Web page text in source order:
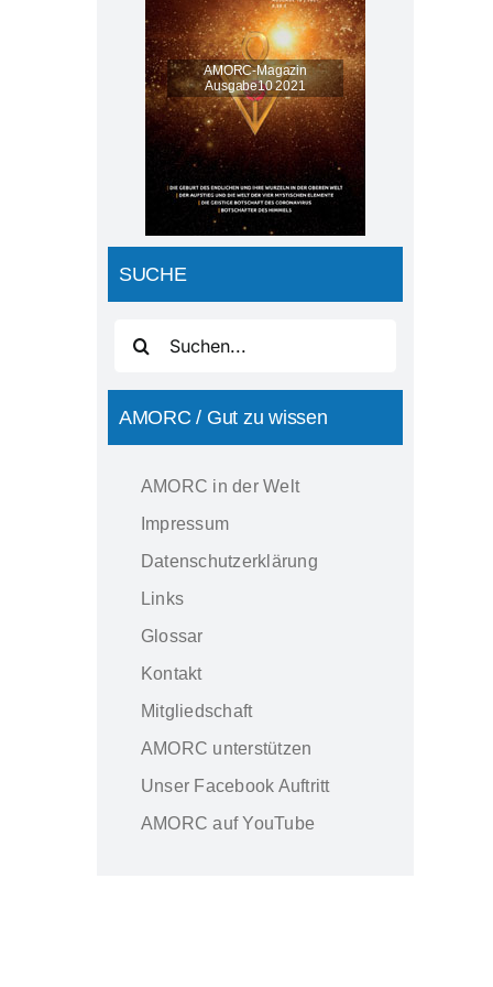
SUCHE
nach:
AMORC / Gut zu wissen
AMORC in der Welt
Impressum
Datenschutzerklärung
Links
Glossar
Kontakt
Mitgliedschaft
AMORC unterstützen
Unser Facebook Auftritt
AMORC auf YouTube